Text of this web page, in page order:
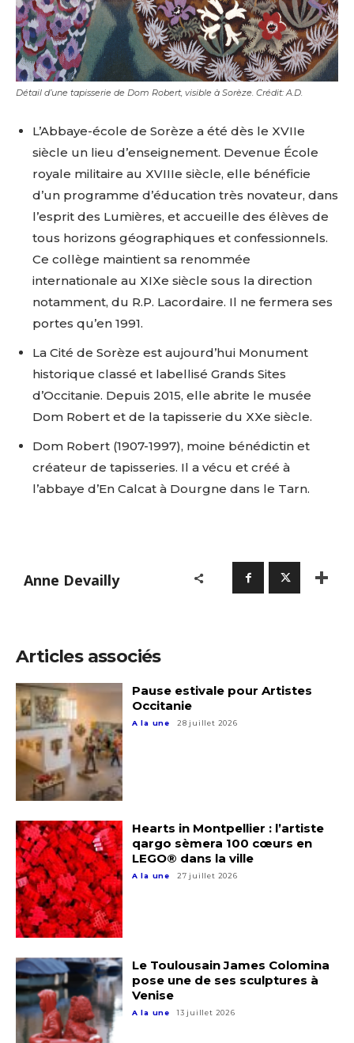
Adresse email*
Nom
Prénom
Statut / Organisation
J'accepte lestermes et conditions
* Champ obligatoire
Adresse email*
Nom
Prénom
Statut / Organisation
Détail d’une tapisserie de Dom Robert, visible à Sorèze. Crédit: A.D.
L’Abbaye-école de Sorèze a été dès le XVIIe
siècle un lieu d’enseignement. Devenue École
royale militaire au XVIIIe siècle, elle bénéficie
d’un programme d’éducation très novateur, dans
l’esprit des Lumières, et accueille des élèves de
tous horizons géographiques et confessionnels.
Ce collège maintient sa renommée
internationale au XIXe siècle sous la direction
notamment, du R.P. Lacordaire. Il ne fermera ses
portes qu’en 1991.
La Cité de Sorèze est aujourd’hui Monument
historique classé et labellisé Grands Sites
d’Occitanie. Depuis 2015, elle abrite le musée
Dom Robert et de la tapisserie du XXe siècle.
Dom Robert (1907-1997), moine bénédictin et
créateur de tapisseries. Il a vécu et créé à
l’abbaye d’En Calcat à Dourgne dans le Tarn.
Anne Devailly
Articles associés
Pause estivale pour Artistes
Occitanie
A la une 28 juillet 2026
Hearts in Montpellier : l’artiste
qargo sèmera 100 cœurs en
LEGO® dans la ville
A la une 27 juillet 2026
Le Toulousain James Colomina
pose une de ses sculptures à
Venise
A la une 13 juillet 2026